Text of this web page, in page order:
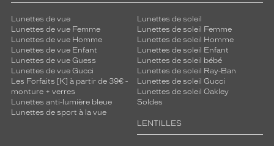
Lunettes de vue
Lunettes de vue Femme
Lunettes de vue Homme
Lunettes de vue Enfant
Lunettes de vue Guess
Lunettes de vue Gucci
Les Forfaits [K] à partir de 39€ -
monture + verres
Lunettes anti-lumière bleue
Lunettes de sport à la vue
Lunettes de soleil
Lunettes de soleil Femme
Lunettes de soleil Homme
Lunettes de soleil Enfant
Lunettes de soleil bébé
Lunettes de soleil Ray-Ban
Lunettes de soleil Gucci
Lunettes de soleil Oakley
Soldes
LENTILLES